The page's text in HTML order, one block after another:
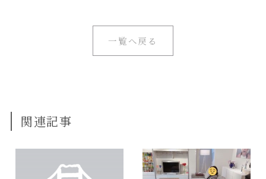
一覧へ戻る
関連記事